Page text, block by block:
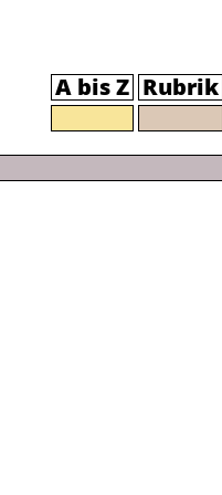
A bis Z Rubrik